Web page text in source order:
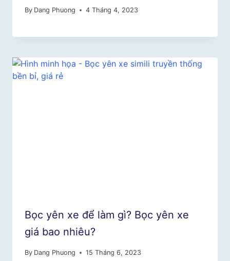
By Dang Phuong 4 Tháng 4, 2023
Bọc yên xe để làm gì? Bọc yên xe
giá bao nhiêu?
By Dang Phuong 15 Tháng 6, 2023